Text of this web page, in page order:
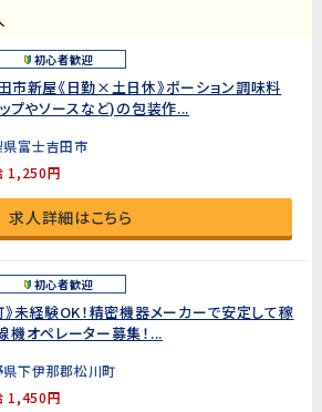
初心者歓迎
市新屋《日勤×土日休》ポーション調味料
プやソースなど)の包装作...
県富士吉田市
1,250円
求人詳細はこちら
初心者歓迎
》未経験OK！精密機器メーカーで安定して稼
機オペレーター募集！...
県下伊那郡松川町
1,450円